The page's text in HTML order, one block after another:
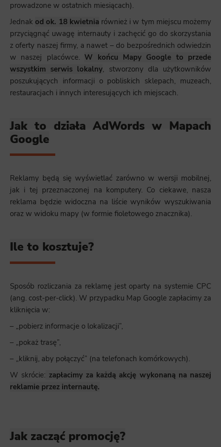
prowadzone w ostatnich miesiącach).
Jednak od ok. 18 kwietnia również i w tym miejscu możemy
przyciągnąć uwagę internauty i zachęcić go do skorzystania
z oferty naszej firmy, a nawet – do bezpośrednich odwiedzin
w naszej placówce.W końcu Mapy Google to przede
wszystkim serwis lokalny, stworzony dla użytkowników
poszukujących informacji o pobliskich sklepach, muzeach,
restauracjach i innych interesujących ich miejscach.
Jak to działa AdWords w Mapach
Google
Reklamy będą się wyświetlać zarówno w wersji mobilnej,
jak i tej przeznaczonej na komputery. Co ciekawe, nasza
reklama będzie widoczna na liście wyników wyszukiwania
oraz w widoku mapy (w formie fioletowego znacznika).
Ile to kosztuje?
Sposób rozliczania za reklamę jest oparty na systemie CPC
(ang. cost-per-click). W przypadku Map Google zapłacimy za
kliknięcia w:
– „pobierz informacje o lokalizacji”,
– „pokaż trasę”,
– „kliknij, aby połączyć” (na telefonach komórkowych).
W skrócie: zapłacimy za każdą akcję wykonaną na naszej
reklamie przez internautę.
Jak zacząć promocję?